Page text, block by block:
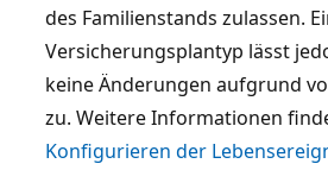
des Familienstands zulassen.
Versicherungsplantyp lässt
keine Änderungen aufgrund
zu. Weitere Informationen
Konfigurieren der